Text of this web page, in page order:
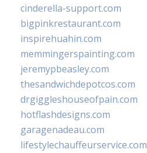
cinderella-support.com
bigpinkrestaurant.com
inspirehuahin.com
memmingerspainting.com
jeremypbeasley.com
thesandwichdepotcos.com
drgiggleshouseofpain.com
hotflashdesigns.com
garagenadeau.com
lifestylechauffeurservice.com